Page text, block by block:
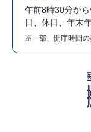
午前8時30分か
日、休日、年末
※一部、開庁時間の